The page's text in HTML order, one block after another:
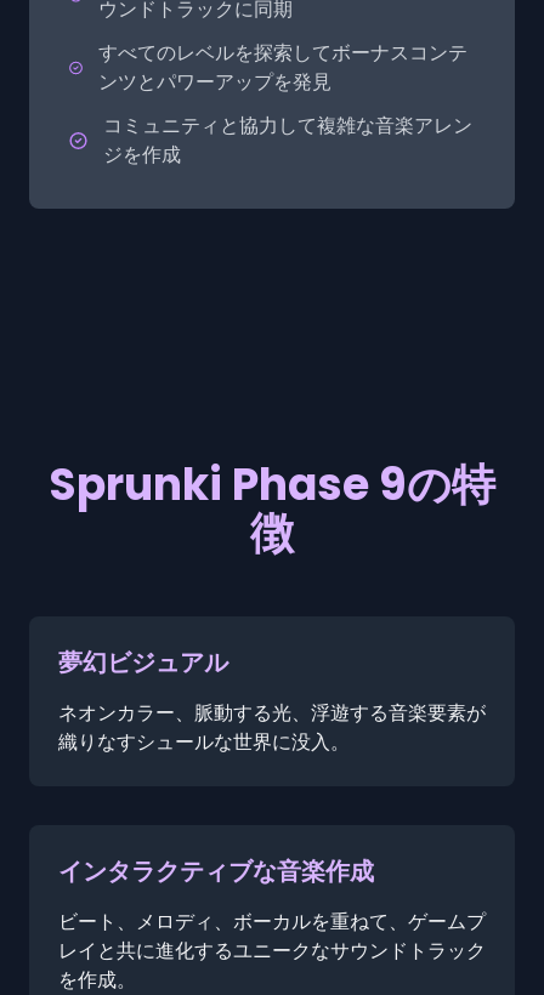
ウンドトラックに同期
すべてのレベルを探索してボーナスコンテ
ンツとパワーアップを発見
コミュニティと協力して複雑な音楽アレン
ジを作成
Sprunki Phase 9の特
徴
夢幻ビジュアル
ネオンカラー、脈動する光、浮遊する音楽要素が
織りなすシュールな世界に没入。
インタラクティブな音楽作成
ビート、メロディ、ボーカルを重ねて、ゲームプ
レイと共に進化するユニークなサウンドトラック
を作成。